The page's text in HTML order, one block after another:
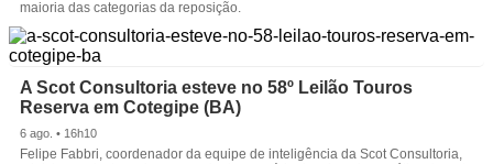
maioria das categorias da reposição.
A Scot Consultoria esteve no 58º Leilão Touros
Reserva em Cotegipe (BA)
6 ago. • 16h10
Felipe Fabbri, coordenador da equipe de inteligência da Scot Consultoria,